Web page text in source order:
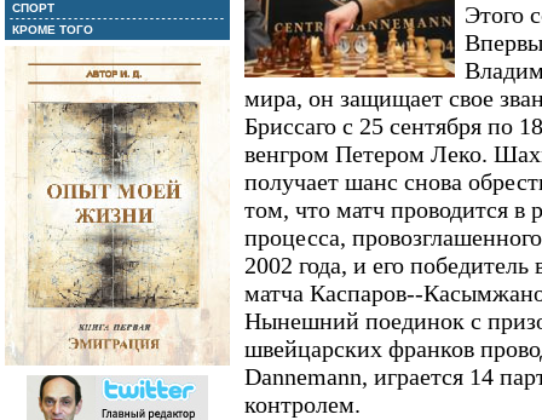
СПОРТ
КРОМЕ ТОГО
Этого
мира, он защищает свое
Бриссаго с 25 сентября по
венгром Петером Леко.
получает шанс снова
том, что матч проводится в
процесса,
2002 года, и его победитель
матча Каспаров--
Нынешний поединок с
швейцарских франков
Dannemann, играется 14
контролем.